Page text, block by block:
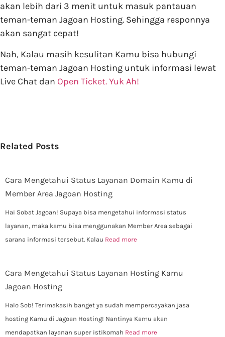
akan lebih dari 3 menit untuk masuk pantauan
teman-teman Jagoan Hosting. Sehingga responnya
akan sangat cepat!
Nah, Kalau masih kesulitan Kamu bisa hubungi
teman-teman Jagoan Hosting untuk informasi lewat
Live Chat dan Open Ticket. Yuk Ah!
Related Posts
Cara Mengetahui Status Layanan Domain Kamu di
Member Area Jagoan Hosting
Hai Sobat Jagoan! Supaya bisa mengetahui informasi status
layanan, maka kamu bisa menggunakan Member Area sebagai
sarana informasi tersebut. Kalau Read more
Cara Mengetahui Status Layanan Hosting Kamu
Jagoan Hosting
Halo Sob! Terimakasih banget ya sudah mempercayakan jasa
hosting Kamu di Jagoan Hosting! Nantinya Kamu akan
mendapatkan layanan super istikomah Read more